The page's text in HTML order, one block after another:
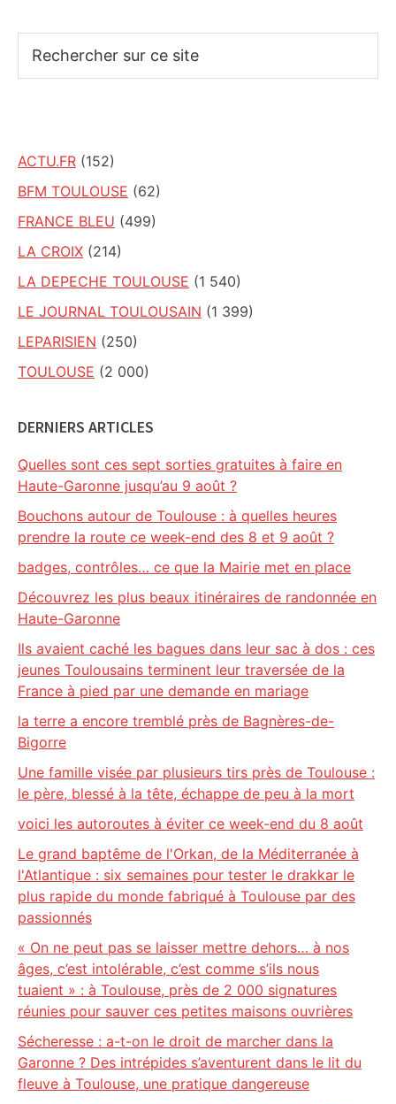
sur
ACTU.FR (152)
BFM TOULOUSE (62)
FRANCE BLEU (499)
LA CROIX (214)
LA DEPECHE TOULOUSE (1 540)
LE JOURNAL TOULOUSAIN (1 399)
LEPARISIEN (250)
TOULOUSE (2 000)
DERNIERS ARTICLES
Quelles sont ces sept sorties gratuites à faire en
Haute-Garonne jusqu’au 9 août ?
Bouchons autour de Toulouse : à quelles heures
prendre la route ce week-end des 8 et 9 août ?
badges, contrôles… ce que la Mairie met en place
Découvrez les plus beaux itinéraires de randonnée en
Haute-Garonne
Ils avaient caché les bagues dans leur sac à dos : ces
jeunes Toulousains terminent leur traversée de la
France à pied par une demande en mariage
la terre a encore tremblé près de Bagnères-de-
Bigorre
Une famille visée par plusieurs tirs près de Toulouse :
le père, blessé à la tête, échappe de peu à la mort
voici les autoroutes à éviter ce week-end du 8 août
Le grand baptême de l'Orkan, de la Méditerranée à
l'Atlantique : six semaines pour tester le drakkar le
plus rapide du monde fabriqué à Toulouse par des
passionnés
« On ne peut pas se laisser mettre dehors… à nos
âges, c’est intolérable, c’est comme s’ils nous
tuaient » : à Toulouse, près de 2 000 signatures
réunies pour sauver ces petites maisons ouvrières
Sécheresse : a-t-on le droit de marcher dans la
Garonne ? Des intrépides s’aventurent dans le lit du
fleuve à Toulouse, une pratique dangereuse